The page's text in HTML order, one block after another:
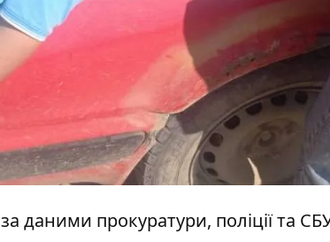
за даними прокуратури, поліції та